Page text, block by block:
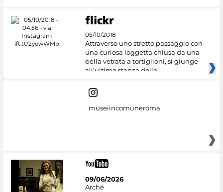
05/10/2018
Attraverso uno stretto passaggio con
una curiosa loggetta chiusa da una
bella vetrata a tortiglioni, si giunge
all'ultima stanza della
museiincomuneroma
09/06/2026
Arché